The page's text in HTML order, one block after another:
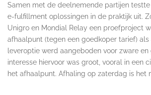
Samen met de deelnemende partijen testte
e-fulfillment oplossingen in de praktijk uit.
Unigro en Mondial Relay een proefproject
afhaalpunt (tegen een goedkoper tarief)
leveroptie werd aangeboden voor zware
interesse hiervoor was groot, vooral in een
het afhaalpunt. Afhaling op zaterdag is het